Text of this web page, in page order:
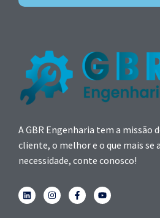
A GBR Engenharia tem a missão
cliente, o melhor e o que mais se
necessidade, conte conosco!